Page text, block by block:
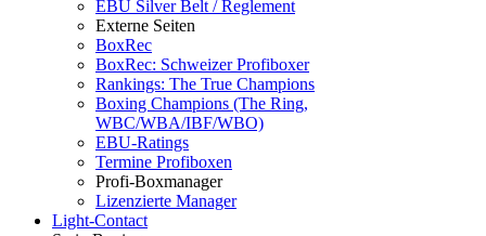
EBU Silver Belt / Reglement
Externe Seiten
BoxRec
BoxRec: Schweizer Profiboxer
Rankings: The True Champions
Boxing Champions (The Ring,
WBC/WBA/IBF/WBO)
EBU-Ratings
Termine Profiboxen
Profi-Boxmanager
Lizenzierte Manager
Light-Contact